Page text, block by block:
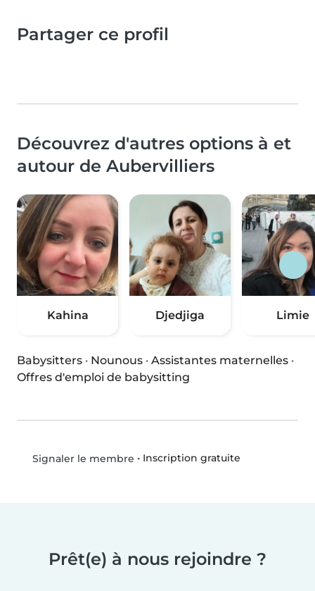
Partager ce profil
Découvrez d'autres options à et
autour de Aubervilliers
Kahina Djedjiga Limie
Babysitters · Nounous · Assistantes maternelles ·
Offres d'emploi de babysitting
Signaler le membre • Inscription gratuite
Prêt(e) à nous rejoindre ?